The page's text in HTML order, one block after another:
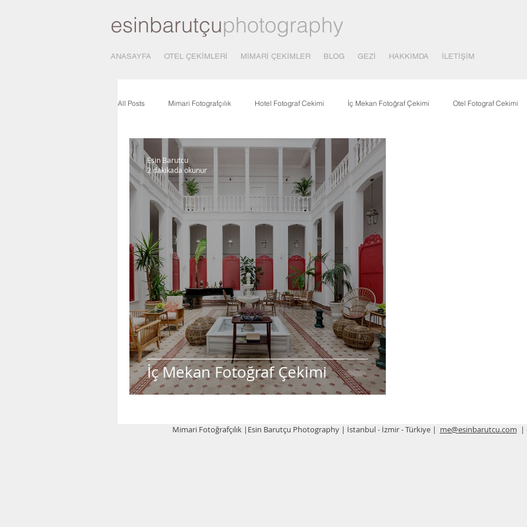
esinbarutçuphotography
ANASAYFA OTEL ÇEKİMLERİ MİMARİ ÇEKİMLER BLOG GEZİ HAKKIMDA İLETİŞİM
All Posts Mimari Fotografçılık Hotel Fotograf Cekimi İç Mekan Fotoğraf Çekimi Otel Fotograf Cekimi
Mimari Fotograf Çekimi Fotografçılık Covid-19 - Korona
İç Mekan Fotoğraf Çekimi
Esin Barutcu
2 dakikada okunur
Mimari Fotoğrafçılık |Esin Barutçu Photography | İstanbul - İzmir - Türkiye | me@esinbarutcu.com |